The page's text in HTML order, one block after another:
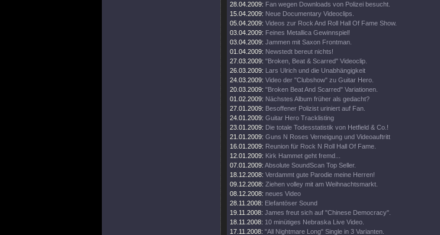
28.04.2009: Fan wegen Downloads von Polizei besucht.
15.04.2009: Neue Documentary Videoclips.
05.04.2009: Videos zur Rock And Roll Hall Of Fame Show.
03.04.2009: Feines Metallica Gewinnspiel!
03.04.2009: Jammen mit Saxon Frontman.
01.04.2009: Newstedt bereut nichts!
27.03.2009: "Broken, Beat & Scarred" Videoclip.
26.03.2009: Lars Ulrich und die Unabhängigkeit
24.03.2009: Video der "Clubshow" zu Guitar Hero.
20.03.2009: "Broken Beat And Scarred" Variationen.
01.02.2009: Nächstes Album früher als gedacht?
27.01.2009: Besoffener Polizist uriniert auf Fan.
24.01.2009: Guitar Hero Tracklisting
23.01.2009: Die totale Todesstatistik von Hetfield & Co.!
21.01.2009: Guns N Roses Verneigung und Videoauftritt
16.01.2009: Reunion für Rock N Roll Hall Of Fame.
12.01.2009: Kirk Hammet geht fremd...
07.01.2009: Absolute SoundScan Top Seller.
18.12.2008: Verdammt gute Parodie meine Herren!
09.12.2008: Ziehen volley mit am Weihnachtsmarkt.
08.12.2008: neues Video
28.11.2008: Elefantöser Sound
19.11.2008: James freut sich auf "Chinese Democracy".
18.11.2008: 10 minütiges Nebraska Live Video.
17.11.2008: "All Nightmare Long" Single in 3 Varianten.